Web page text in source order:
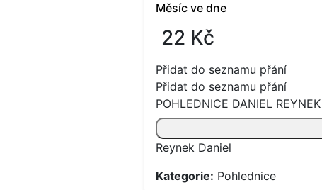
Měsíc ve dne
22 Kč
Přidat do seznamu přání
Přidat do seznamu přání
POHLEDNICE DANIEL
Reynek Daniel
Kategorie: Pohlednice